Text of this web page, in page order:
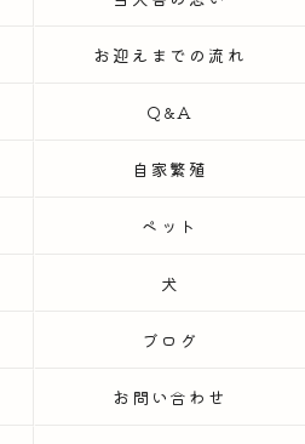
お迎えまでの流れ
Q&A
自家繁殖
ペット
犬
ブログ
お問い合わせ